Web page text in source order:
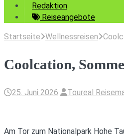
Redaktion
Reiseangebote
Startseite Wellnessreisen
Coolcation,
25. Juni 2026 Toureal
Am Tor zum Nationalpark Hohe